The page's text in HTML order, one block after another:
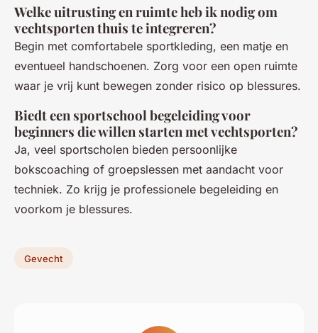
Welke uitrusting en ruimte heb ik nodig om
vechtsporten thuis te integreren?
Begin met comfortabele sportkleding, een matje en
eventueel handschoenen. Zorg voor een open ruimte
waar je vrij kunt bewegen zonder risico op blessures.
Biedt een sportschool begeleiding voor
beginners die willen starten met vechtsporten?
Ja, veel sportscholen bieden persoonlijke
bokscoaching of groepslessen met aandacht voor
techniek. Zo krijg je professionele begeleiding en
voorkom je blessures.
Gevecht